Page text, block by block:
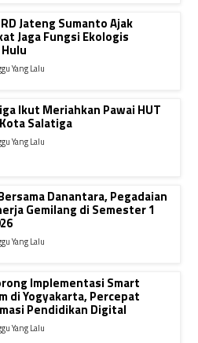
Jateng Sumanto Ajak
Jaga Fungsi Ekologis
Yang Lalu
Ikut Meriahkan Pawai HUT
Salatiga
Yang Lalu
Danantara, Pegadaian
Gemilang di Semester 1
Yang Lalu
Implementasi Smart
di Yogyakarta, Percepat
Pendidikan Digital
Yang Lalu